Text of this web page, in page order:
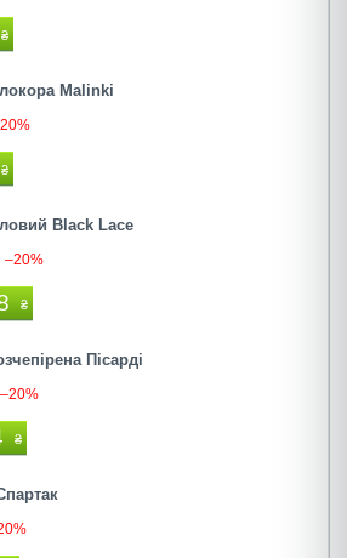
₴
Malinki
₴
Black Lace
–20%
₴
Пісарді
–20%
₴